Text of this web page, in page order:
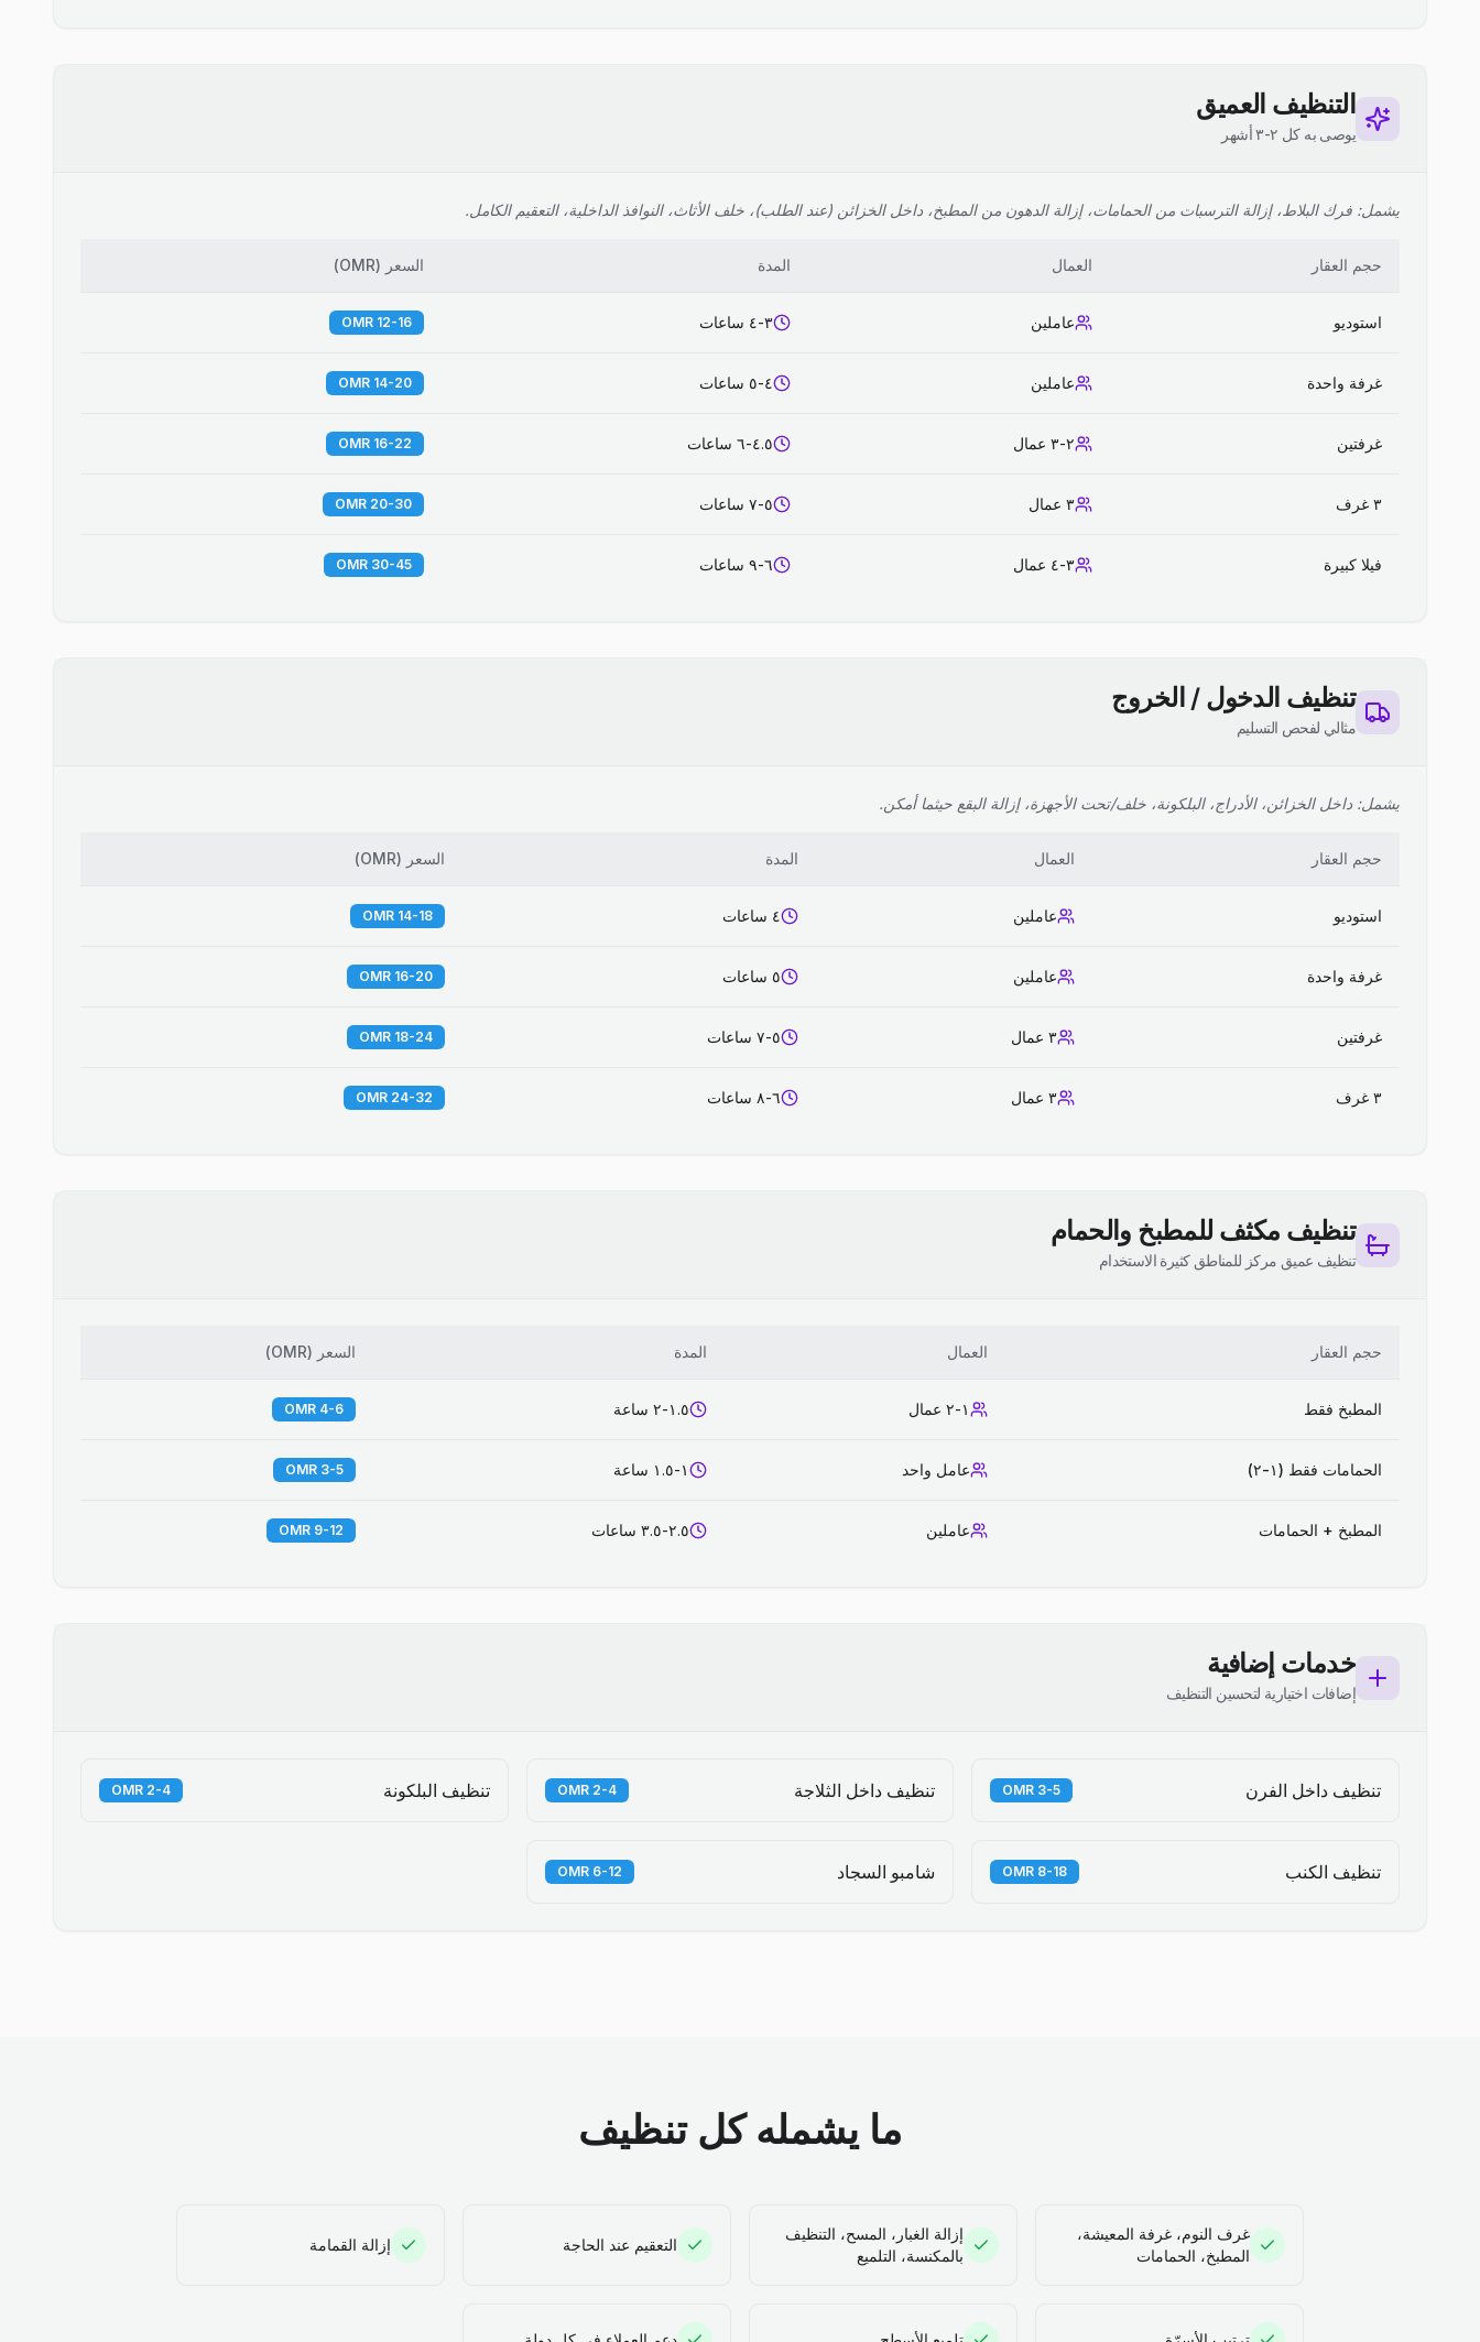
التنظيف العميق
يوصى به كل ٢-٣ أشهر
يشمل: فرك البلاط، إزالة الترسبات من الحمامات، إزالة الدهون من المطبخ، داخل الخزائن (عند الطلب)، خلف الأثاث، النوافذ الداخلية، التعقيم الكامل.
حجم العقار العمال المدة السعر (
OMR
)
استوديو عاملين ٣-٤ ساعات 12-16 OMR
غرفة واحدة عاملين ٤-٥ ساعات 14-20 OMR
غرفتين ٢-٣ عمال ٤.٥-٦ ساعات 16-22 OMR
٣ غرف ٣ عمال ٥-٧ ساعات 20-30 OMR
فيلا كبيرة ٣-٤ عمال ٦-٩ ساعات 30-45 OMR
تنظيف الدخول / الخروج
مثالي لفحص التسليم
يشمل: داخل الخزائن، الأدراج، البلكونة، خلف/تحت الأجهزة، إزالة البقع حيثما أمكن.
حجم العقار العمال المدة السعر (
OMR
)
استوديو عاملين ٤ ساعات 14-18 OMR
غرفة واحدة عاملين ٥ ساعات 16-20 OMR
غرفتين ٣ عمال ٥-٧ ساعات 18-24 OMR
٣ غرف ٣ عمال ٦-٨ ساعات 24-32 OMR
تنظيف مكثف للمطبخ والحمام
تنظيف عميق مركز للمناطق كثيرة الاستخدام
حجم العقار العمال المدة السعر (
OMR
)
المطبخ فقط ١-٢ عمال ١.٥-٢ ساعة 4-6 OMR
الحمامات فقط (١-٢) عامل واحد ١-١.٥ ساعة 3-5 OMR
المطبخ + الحمامات عاملين ٢.٥-٣.٥ ساعات 9-12 OMR
خدمات إضافية
إضافات اختيارية لتحسين التنظيف
تنظيف داخل الفرن 3-5 OMR تنظيف داخل الثلاجة 2-4 OMR تنظيف البلكونة 2-4 OMR
تنظيف الكنب 8-18 OMR شامبو السجاد 6-12 OMR
ما يشمله كل تنظيف
غرف النوم، غرفة المعيشة،
المطبخ، الحمامات
إزالة الغبار، المسح، التنظيف
بالمكنسة، التلميع
التعقيم عند الحاجة إزالة القمامة